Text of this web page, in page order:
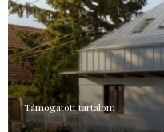
Támogatott tartalom